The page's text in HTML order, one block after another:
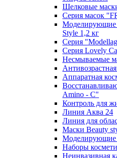
Шелковые
Серия масок
Моделирующие
Style 1,2 кг
Серия
Cерия Lovely
Несмываемые
Аппаратная
Amino - C"
Контроль для
Линия Аква 24
Линия для
Маски Beauty
Моделирующие
Наборы
Неинвазивная